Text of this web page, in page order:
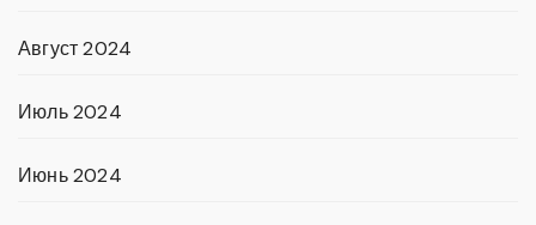
Август 2024
Июль 2024
Июнь 2024